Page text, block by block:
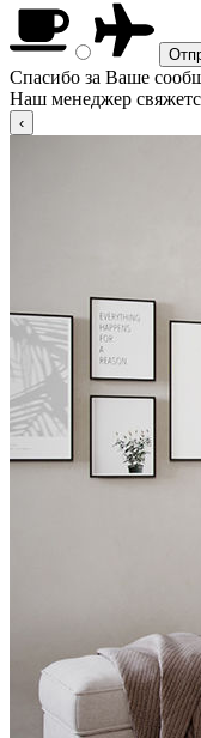
Спасибо за Ваше
Наш менеджер